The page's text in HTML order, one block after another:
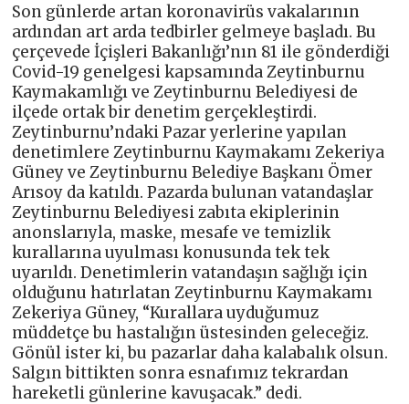
Son günlerde artan koronavirüs vakalarının
ardından art arda tedbirler gelmeye başladı. Bu
çerçevede İçişleri Bakanlığı’nın 81 ile gönderdiği
Covid-19 genelgesi kapsamında Zeytinburnu
Kaymakamlığı ve Zeytinburnu Belediyesi de
ilçede ortak bir denetim gerçekleştirdi.
Zeytinburnu’ndaki Pazar yerlerine yapılan
denetimlere Zeytinburnu Kaymakamı Zekeriya
Güney ve Zeytinburnu Belediye Başkanı Ömer
Arısoy da katıldı. Pazarda bulunan vatandaşlar
Zeytinburnu Belediyesi zabıta ekiplerinin
anonslarıyla, maske, mesafe ve temizlik
kurallarına uyulması konusunda tek tek
uyarıldı. Denetimlerin vatandaşın sağlığı için
olduğunu hatırlatan Zeytinburnu Kaymakamı
Zekeriya Güney, “Kurallara uyduğumuz
müddetçe bu hastalığın üstesinden geleceğiz.
Gönül ister ki, bu pazarlar daha kalabalık olsun.
Salgın bittikten sonra esnafımız tekrardan
hareketli günlerine kavuşacak.” dedi.